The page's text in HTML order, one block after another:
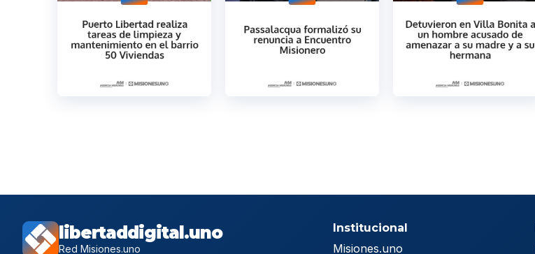
libertaddigital.uno
Red Misiones.uno
Institucional
Misiones.uno